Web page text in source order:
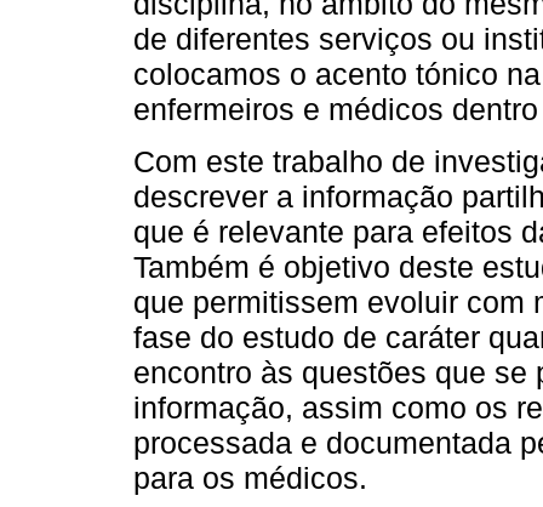
de diferentes serviços ou
colocamos o acento tónico
enfermeiros e médicos
Com este trabalho de
descrever a informação
que é relevante para efeitos
Também é objetivo deste
que permitissem evoluir com
fase do estudo de caráter
encontro às questões que se
informação, assim como os
processada e documentada
para os médicos.